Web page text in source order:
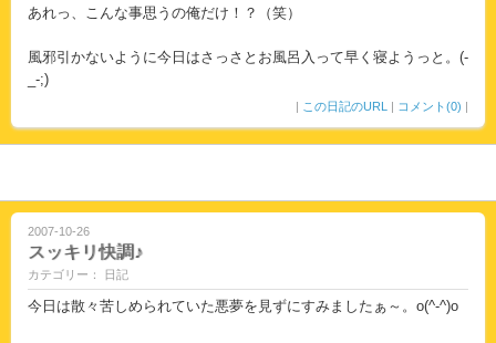
あれっ、こんな事思うの俺だけ！？（笑）
風邪引かないように今日はさっさとお風呂入って早く寝ようっと。(-
_-;)
| この日記のURL | コメント(0) |
2007-10-26
スッキリ快調♪
カテゴリー： 日記
今日は散々苦しめられていた悪夢を見ずにすみましたぁ～。o(^-^)o